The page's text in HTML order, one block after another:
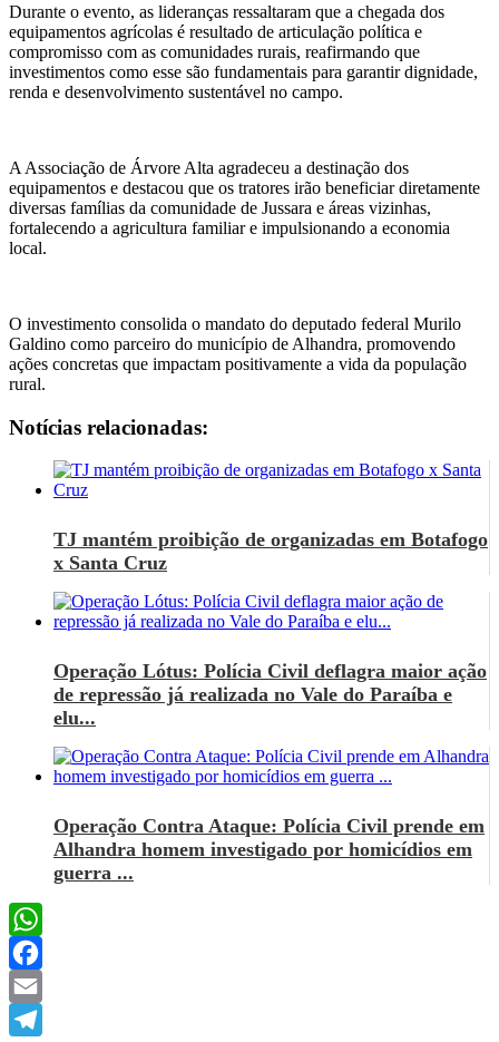
Durante o evento, as lideranças ressaltaram que a chegada dos
equipamentos agrícolas é resultado de articulação política e
compromisso com as comunidades rurais, reafirmando que
investimentos como esse são fundamentais para garantir dignidade,
renda e desenvolvimento sustentável no campo.
A Associação de Árvore Alta agradeceu a destinação dos
equipamentos e destacou que os tratores irão beneficiar diretamente
diversas famílias da comunidade de Jussara e áreas vizinhas,
fortalecendo a agricultura familiar e impulsionando a economia
local.
O investimento consolida o mandato do deputado federal Murilo
Galdino como parceiro do município de Alhandra, promovendo
ações concretas que impactam positivamente a vida da população
rural.
Notícias relacionadas:
TJ mantém proibição de organizadas em Botafogo
x Santa Cruz
Operação Lótus: Polícia Civil deflagra maior ação
de repressão já realizada no Vale do Paraíba e
elu...
Operação Contra Ataque: Polícia Civil prende em
Alhandra homem investigado por homicídios em
guerra ...
WhatsApp
Facebook
Email